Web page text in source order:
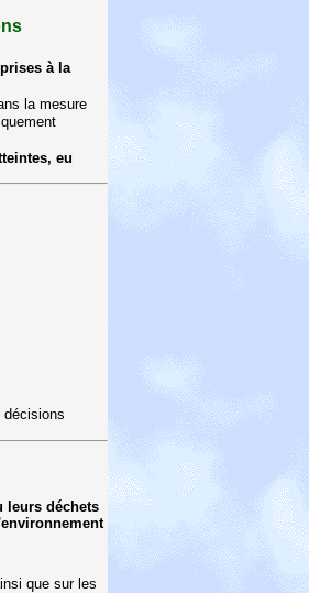
à la
la mesure
eu
décisions
leurs déchets
que sur les